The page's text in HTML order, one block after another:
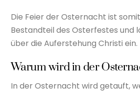
Die Feier der Osternacht ist
Bestandteil des Osterfestes und
über die Auferstehung Christi ein.
Warum wird in der
In der Osternacht wird getauft,